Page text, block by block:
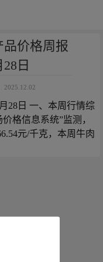
品价格周报
日
2025.12.02
28日 一、本周行情综
格信息系统”监测，
元/千克，本周牛肉